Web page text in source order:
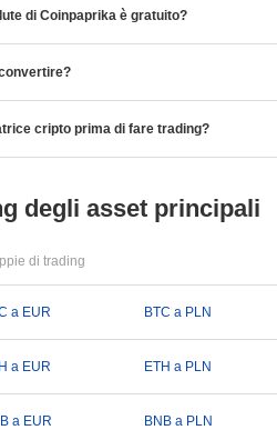
di Coinpaprika è gratuito?
cripto prima di fare trading?
degli asset principali
di trading
a EUR BTC a PLN
a EUR ETH a PLN
a EUR BNB a PLN